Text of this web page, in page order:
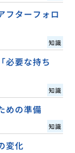
フターフォロ
知識
必要な持ち
知識
めの準備
知識
変化